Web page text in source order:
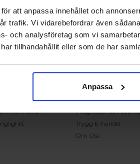
att anpassa innehållet och
trafik. Vi vidarebefordrar även
och analysföretag som vi
tillhandahållit eller som de har
Anpassa
RING OSS PÅ 0431 - 37
oss
och offert
information
Handla på
Köpvillkor
Om ditt köp
Betalnings &
Ångerrätt &
Garantier
Integritets- och
Trygg E-handel
Om Oss